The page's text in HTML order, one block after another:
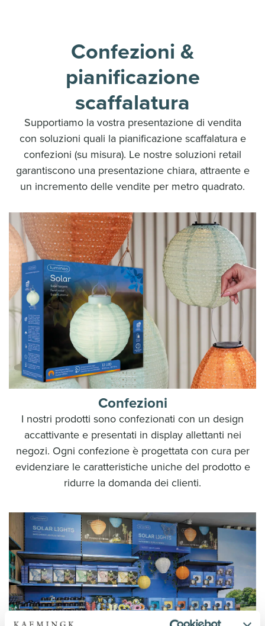
Confezioni &
pianificazione
scaffalatura
Supportiamo la vostra presentazione di vendita
con soluzioni quali la pianificazione scaffalatura e
confezioni (su misura). Le nostre soluzioni retail
garantiscono una presentazione chiara, attraente e
un incremento delle vendite per metro quadrato.
Confezioni
I nostri prodotti sono confezionati con un design
accattivante e presentati in display allettanti nei
negozi. Ogni confezione è progettata con cura per
evidenziare le caratteristiche uniche del prodotto e
ridurre la domanda dei clienti.